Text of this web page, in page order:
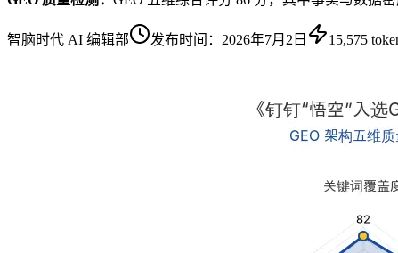
智脑时代 AI 编辑部 发布时间： 2026年7月2日 15,575